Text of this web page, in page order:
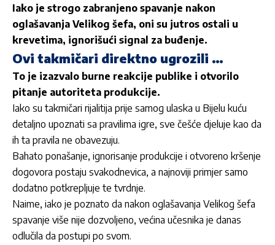
Iako je strogo zabranjeno spavanje nakon
oglašavanja Velikog šefa, oni su jutros ostali u
krevetima, ignorišući signal za buđenje.
Ovi takmičari direktno ugrozili …
To je izazvalo burne reakcije publike i otvorilo
pitanje autoriteta produkcije.
Iako su takmičari rijalitija prije samog ulaska u Bijelu kuću
detaljno upoznati sa pravilima igre, sve češće djeluje kao da
ih ta pravila ne obavezuju.
Bahato ponašanje, ignorisanje produkcije i otvoreno kršenje
dogovora postaju svakodnevica, a najnoviji primjer samo
dodatno potkrepljuje te tvrdnje.
Naime, iako je poznato da nakon oglašavanja Velikog šefa
spavanje više nije dozvoljeno, većina učesnika je danas
odlučila da postupi po svom.